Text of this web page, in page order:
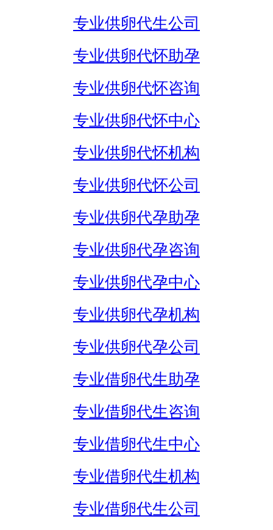
专业供卵代生公司
专业供卵代怀助孕
专业供卵代怀咨询
专业供卵代怀中心
专业供卵代怀机构
专业供卵代怀公司
专业供卵代孕助孕
专业供卵代孕咨询
专业供卵代孕中心
专业供卵代孕机构
专业供卵代孕公司
专业借卵代生助孕
专业借卵代生咨询
专业借卵代生中心
专业借卵代生机构
专业借卵代生公司